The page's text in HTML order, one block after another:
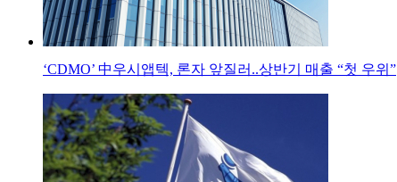
‘CDMO’ 中우시앱텍, 론자 앞질러..상반기 매출 “첫 우위”